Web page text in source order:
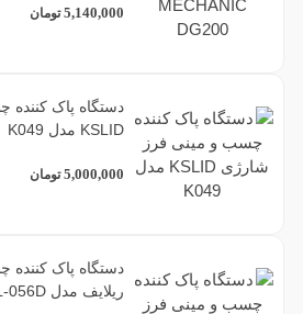
5,140,000 تومان
دستگاه پاک
KSLID مدل K049
5,000,000 تومان
دستگاه پاک
ریلایف مدل RELIFE RL-056D